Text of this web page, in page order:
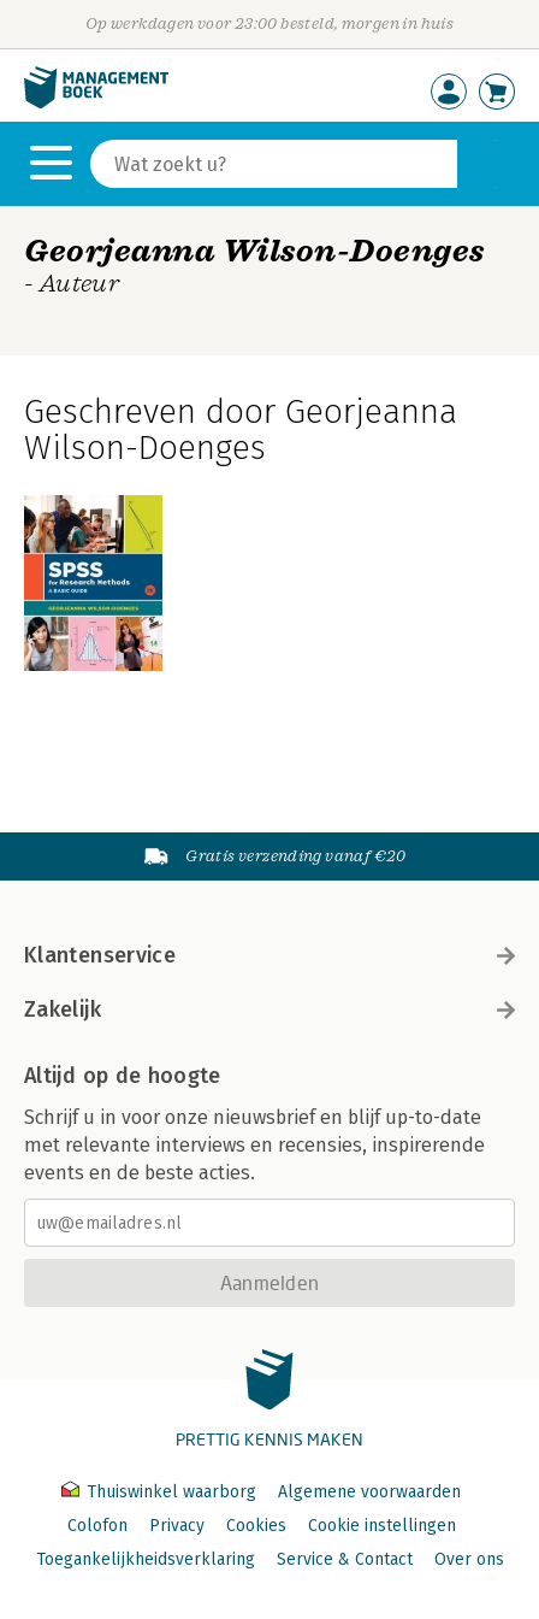
Op werkdagen voor 23:00 besteld, morgen in huis
Georjeanna Wilson-Doenges
- Auteur
Geschreven door Georjeanna
Wilson-Doenges
Gratis verzending vanaf €20
Klantenservice
Zakelijk
Altijd op de hoogte
Schrijf u in voor onze nieuwsbrief en blijf up-to-date
met relevante interviews en recensies, inspirerende
events en de beste acties.
Aanmelden
PRETTIG KENNIS MAKEN
Thuiswinkel waarborg
Algemene voorwaarden
Colofon
Privacy Cookies
Cookie instellingen
Toegankelijkheidsverklaring
Service & Contact Over ons